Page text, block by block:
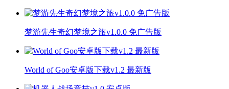
梦游先生奇幻梦境之旅v1.0.0 免广告版
World of Goo安卓版下载v1.2 最新版